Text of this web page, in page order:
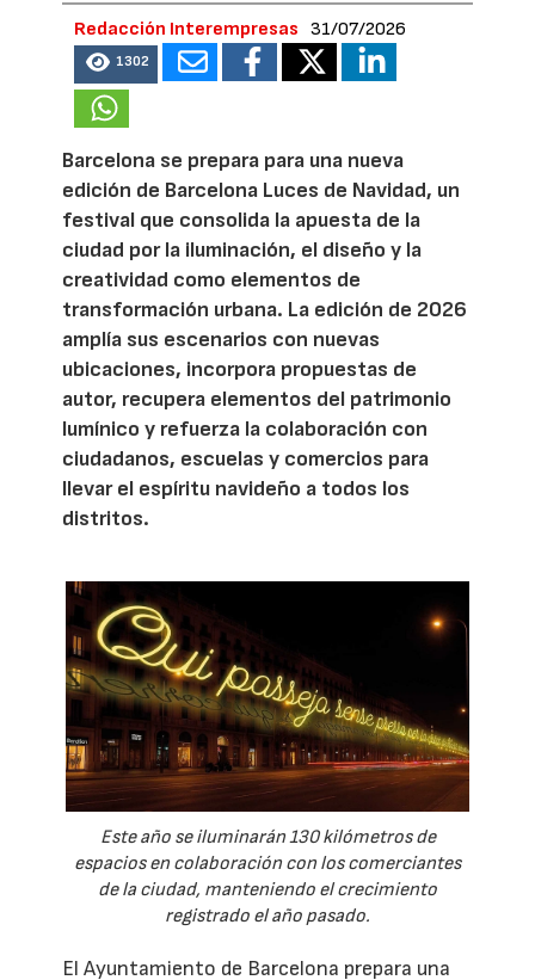
Redacción Interempresas 31/07/2026
1302
Barcelona se prepara para una nueva
edición de Barcelona Luces de Navidad, un
festival que consolida la apuesta de la
ciudad por la iluminación, el diseño y la
creatividad como elementos de
transformación urbana. La edición de 2026
amplía sus escenarios con nuevas
ubicaciones, incorpora propuestas de
autor, recupera elementos del patrimonio
lumínico y refuerza la colaboración con
ciudadanos, escuelas y comercios para
llevar el espíritu navideño a todos los
distritos.
Este año se iluminarán 130 kilómetros de
espacios en colaboración con los comerciantes
de la ciudad, manteniendo el crecimiento
registrado el año pasado.
El Ayuntamiento de Barcelona prepara una